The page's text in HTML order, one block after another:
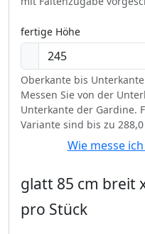
fertige Höhe
Oberkante bis
Messen Sie von der
Unterkante der Gardine.
Variante sind bis zu
Wie messe
glatt 85 cm breit
pro Stück